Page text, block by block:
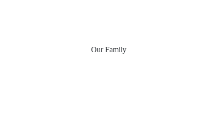
Our Family